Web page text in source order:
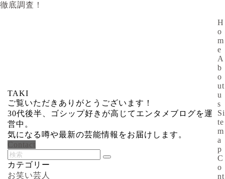
徹底調査！
TAKI
ご覧いただきありがとうございます！
30代後半、ゴシップ好きが高じてエンタメブログを運
営中。
気になる噂や最新の芸能情報をお届けします。
Contact
カテゴリー
お笑い芸人
H
o
m
e
A
b
o
ut
u
s
Si
te
m
a
p
C
o
nt